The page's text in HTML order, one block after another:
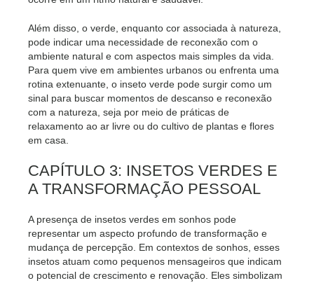
Além disso, o verde, enquanto cor associada à natureza,
pode indicar uma necessidade de reconexão com o
ambiente natural e com aspectos mais simples da vida.
Para quem vive em ambientes urbanos ou enfrenta uma
rotina extenuante, o inseto verde pode surgir como um
sinal para buscar momentos de descanso e reconexão
com a natureza, seja por meio de práticas de
relaxamento ao ar livre ou do cultivo de plantas e flores
em casa.
CAPÍTULO 3: INSETOS VERDES E
A TRANSFORMAÇÃO PESSOAL
A presença de insetos verdes em sonhos pode
representar um aspecto profundo de transformação e
mudança de percepção. Em contextos de sonhos, esses
insetos atuam como pequenos mensageiros que indicam
o potencial de crescimento e renovação. Eles simbolizam